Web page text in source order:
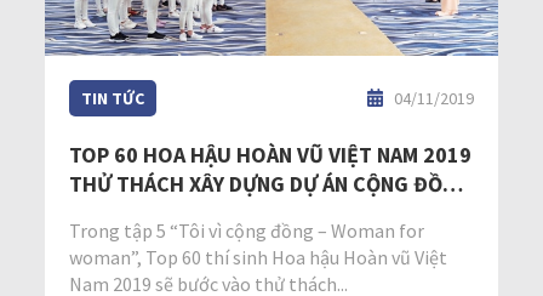
TIN TỨC 04/11/2019
TOP 60 HOA HẬU HOÀN VŨ VIỆT NAM 2019
THỬ THÁCH XÂY DỰNG DỰ ÁN CỘNG ĐỒNG
Trong tập 5 “Tôi vì cộng đồng – Woman for
woman”, Top 60 thí sinh Hoa hậu Hoàn vũ Việt
Nam 2019 sẽ bước vào thử thách...